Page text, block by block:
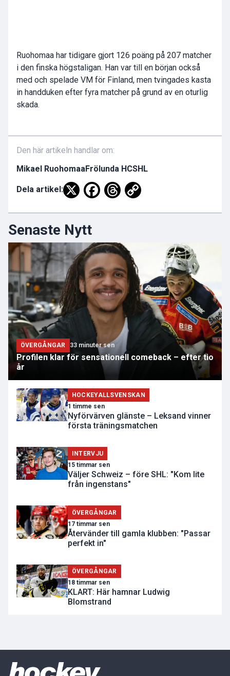
Ruohomaa har tidigare gjort 126 poäng på 207 matcher
i den finska högstaligan. Han var till en början också
med och spelade VM för Finland, men tvingades kasta
in handduken efter fyra matcher på grund av en oturlig
skada.
Den här artikeln handlar om:
Mikael RuohomaaFrölunda HCSHL
Dela artikel:
Senaste Nytt
ÖVERGÅNGAR 33 minuter sen
Profilen klar för sensationell comeback – efter tio
år
HOCKEYALLSVENSKAN
1 timme sen
Nyförvärven glänste – Leksand vinner
första träningsmatchen
INTERVJU
15 timmar sen
Väljer Schweiz – före SHL: "Kom lite
från ingenstans"
ÖVERGÅNGAR
17 timmar sen
Återvänder till gamla klubben: "Passar
perfekt in"
ÖVERGÅNGAR
18 timmar sen
KLART: Här hamnar Ludwig
Blomstrand